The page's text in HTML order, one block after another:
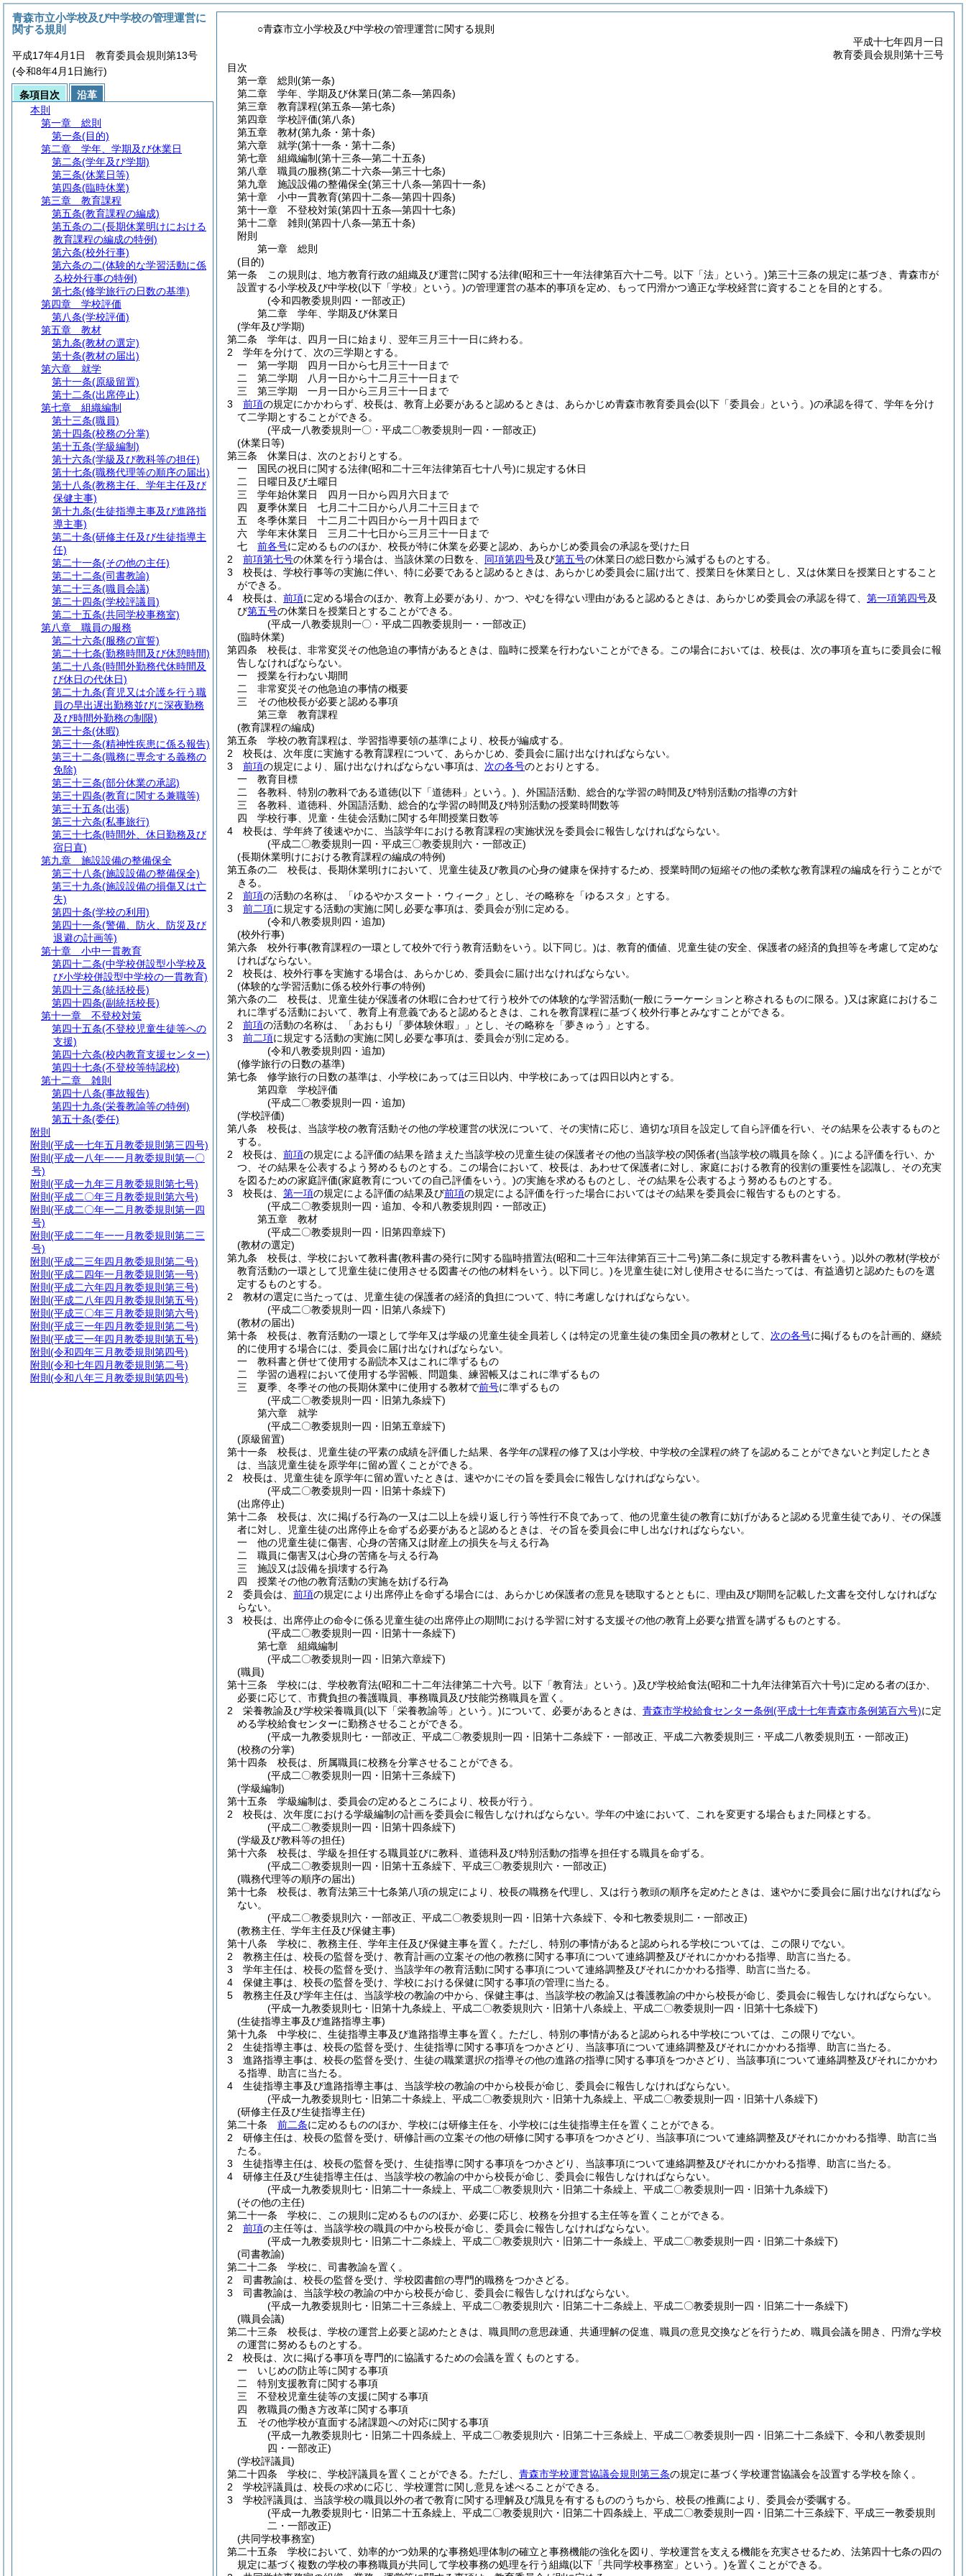
○青森市立小学校及び中学校の管理運営に関する規則
平成十七年四月一日
教育委員会規則第十三号
目次
第一章
総則 (第一条)
第二章
学年、学期及び休業日(第二条―第四条)
第三章
教育課程(第五条―第七条)
第四章
学校評価(第八条)
第五章
教材(第九条・第十条)
第六章
就学(第十一条・第十二条)
第七章
組織編制(第十三条―第二十五条)
第八章
職員の服務(第二十六条―第三十七条)
第九章
施設設備の整備保全(第三十八条―第四十一条)
第十章
小中一貫教育(第四十二条―第四十四条)
第十一章
不登校対策(第四十五条―第四十七条)
第十二章
雑則 (第四十八条―第五十条)
附則
第一章
総則
(目的)
第一条
この規則は、地方教育行政の組織及び運営に関する法律(昭和三十一年法律第百六十二号。以下「法」という。)第三十三条の規定に基づき、青森市が
設置する小学校及び中学校(以下「学校」という。)の管理運営の基本的事項を定め、もって円滑かつ適正な学校経営に資することを目的とする。
(令和四教委規則四・一部改正)
第二章
学年、学期及び休業日
(学年及び学期)
第二条
学年は、四月一日に始まり、翌年三月三十一日に終わる。
2
学年を分けて、次の三学期とする。
一
第一学期 四月一日から七月三十一日まで
二
第二学期 八月一日から十二月三十一日まで
三
第三学期 一月一日から三月三十一日まで
3
前項の規定にかかわらず、校長は、教育上必要があると認めるときは、あらかじめ青森市教育委員会(以下「委員会」という。)の承認を得て、学年を分け
て二学期とすることができる。
(平成一八教委規則一〇・平成二〇教委規則一四・一部改正)
(休業日等)
第三条
休業日は、次のとおりとする。
一
国民の祝日に関する法律(昭和二十三年法律第百七十八号)に規定する休日
二
日曜日及び土曜日
三
学年始休業日 四月一日から四月六日まで
四
夏季休業日 七月二十二日から八月二十三日まで
五
冬季休業日 十二月二十四日から一月十四日まで
六
学年末休業日 三月二十七日から三月三十一日まで
七
前各号に定めるもののほか、校長が特に休業を必要と認め、あらかじめ委員会の承認を受けた日
2
前項第七号の休業を行う場合は、当該休業の日数を、 同項第四号及び第五号の休業日の総日数から減ずるものとする。
3
校長は、学校行事等の実施に伴い、特に必要であると認めるときは、あらかじめ委員会に届け出て、授業日を休業日とし、又は休業日を授業日とすること
ができる。
4
校長は、 前項に定める場合のほか、教育上必要があり、かつ、やむを得ない理由があると認めるときは、あらかじめ委員会の承認を得て、 第一項第四号及
び第五号の休業日を授業日とすることができる。
(平成一八教委規則一〇・平成二四教委規則一・一部改正)
(臨時休業)
第四条
校長は、非常変災その他急迫の事情があるときは、臨時に授業を行わないことができる。
この場合においては、校長は、次の事項を直ちに委員会に報
告しなければならない。
一
授業を行わない期間
二
非常変災その他急迫の事情の概要
三
その他校長が必要と認める事項
第三章
教育課程
(教育課程の編成)
第五条
学校の教育課程は、学習指導要領の基準により、校長が編成する。
2
校長は、次年度に実施する教育課程について、あらかじめ、委員会に届け出なければならない。
3
前項の規定により、届け出なければならない事項は、 次の各号のとおりとする。
一
教育目標
二
各教科、特別の教科である道徳(以下「道徳科」という。) 、外国語活動、総合的な学習の時間及び特別活動の指導の方針
三
各教科、道徳科、外国語活動、総合的な学習の時間及び特別活動の授業時間数等
四
学校行事、児童・生徒会活動に関する年間授業日数等
4
校長は、学年終了後速やかに、当該学年における教育課程の実施状況を委員会に報告しなければならない。
(平成二〇教委規則一四・平成三〇教委規則六・一部改正)
(長期休業明けにおける教育課程の編成の特例)
第五条の二
校長は、長期休業明けにおいて、児童生徒及び教員の心身の健康を保持するため、授業時間の短縮その他の柔軟な教育課程の編成を行うことがで
きる。
2
前項の活動の名称は、「ゆるやかスタート・ウィーク」とし、その略称を「ゆるスタ」とする。
3
前二項に規定する活動の実施に関し必要な事項は、委員会が別に定める。
(令和八教委規則四・追加)
(校外行事)
第六条
校外行事(教育課程の一環として校外で行う教育活動をいう。以下同じ。)は、教育的価値、児童生徒の安全、保護者の経済的負担等を考慮して定めな
ければならない。
2
校長は、校外行事を実施する場合は、あらかじめ、委員会に届け出なければならない。
(体験的な学習活動に係る校外行事の特例)
第六条の二
校長は、児童生徒が保護者の休暇に合わせて行う校外での体験的な学習活動(一般にラーケーションと称されるものに限る。)又は家庭におけるこ
れに準ずる活動において、教育上有意義であると認めるときは、これを教育課程に基づく校外行事とみなすことができる。
2
前項の活動の名称は、「あおもり「夢体験休暇」」とし、その略称を「夢きゅう」とする。
3
前二項に規定する活動の実施に関し必要な事項は、委員会が別に定める。
(令和八教委規則四・追加)
(修学旅行の日数の基準)
第七条
修学旅行の日数の基準は、小学校にあっては三日以内、中学校にあっては四日以内とする。
第四章
学校評価
(平成二〇教委規則一四・追加)
(学校評価)
第八条
校長は、当該学校の教育活動その他の学校運営の状況について、その実情に応じ、適切な項目を設定して自ら評価を行い、その結果を公表するものと
する。
2
校長は、 前項の規定による評価の結果を踏まえた当該学校の児童生徒の保護者その他の当該学校の関係者(当該学校の職員を除く。)による評価を行い、か
つ、その結果を公表するよう努めるものとする。
この場合において、校長は、あわせて保護者に対し、家庭における教育的役割の重要性を認識し、その充実
を図るための家庭評価(家庭教育についての自己評価をいう。)の実施を求めるものとし、その結果を公表するよう努めるものとする。
3
校長は、 第一項の規定による評価の結果及び前項の規定による評価を行った場合においてはその結果を委員会に報告するものとする。
(平成二〇教委規則一四・追加、令和八教委規則四・一部改正)
第五章
教材
(平成二〇教委規則一四・旧第四章繰下)
(教材の選定)
第九条
校長は、学校において教科書(教科書の発行に関する臨時措置法(昭和二十三年法律第百三十二号)第二条に規定する教科書をいう。)以外の教材(学校が
教育活動の一環として児童生徒に使用させる図書その他の材料をいう。以下同じ。)を児童生徒に対し使用させるに当たっては、有益適切と認めたものを選
定するものとする。
2
教材の選定に当たっては、児童生徒の保護者の経済的負担について、特に考慮しなければならない。
(平成二〇教委規則一四・旧第八条繰下)
(教材の届出)
第十条
校長は、教育活動の一環として学年又は学級の児童生徒全員若しくは特定の児童生徒の集団全員の教材として、 次の各号に掲げるものを計画的、継続
的に使用する場合には、委員会に届け出なければならない。
一
教科書と併せて使用する副読本又はこれに準ずるもの
二
学習の過程において使用する学習帳、問題集、練習帳又はこれに準ずるもの
三
夏季、冬季その他の長期休業中に使用する教材で前号に準ずるもの
(平成二〇教委規則一四・旧第九条繰下)
第六章
就学
(平成二〇教委規則一四・旧第五章繰下)
(原級留置)
第十一条
校長は、児童生徒の平素の成績を評価した結果、各学年の課程の修了又は小学校、中学校の全課程の終了を認めることができないと判定したとき
は、当該児童生徒を原学年に留め置くことができる。
2
校長は、児童生徒を原学年に留め置いたときは、速やかにその旨を委員会に報告しなければならない。
(平成二〇教委規則一四・旧第十条繰下)
(出席停止)
第十二条
校長は、次に掲げる行為の一又は二以上を繰り返し行う等性行不良であって、他の児童生徒の教育に妨げがあると認める児童生徒であり、その保護
者に対し、児童生徒の出席停止を命ずる必要があると認めるときは、その旨を委員会に申し出なければならない。
一
他の児童生徒に傷害、心身の苦痛又は財産上の損失を与える行為
二
職員に傷害又は心身の苦痛を与える行為
三
施設又は設備を損壊する行為
四
授業その他の教育活動の実施を妨げる行為
2
委員会は、 前項の規定により出席停止を命ずる場合には、あらかじめ保護者の意見を聴取するとともに、理由及び期間を記載した文書を交付しなければな
らない。
3
校長は、出席停止の命令に係る児童生徒の出席停止の期間における学習に対する支援その他の教育上必要な措置を講ずるものとする。
(平成二〇教委規則一四・旧第十一条繰下)
第七章
組織編制
(平成二〇教委規則一四・旧第六章繰下)
(職員)
第十三条
学校には、学校教育法(昭和二十二年法律第二十六号。以下「教育法」という。)及び学校給食法(昭和二十九年法律第百六十号)に定める者のほか、
必要に応じて、市費負担の養護職員、事務職員及び技能労務職員を置く。
2
栄養教諭及び学校栄養職員(以下「栄養教諭等」という。)について、必要があるときは、 青森市学校給食センター条例(平成十七年青森市条例第百六号)に定
める学校給食センターに勤務させることができる。
(平成一九教委規則七・一部改正、平成二〇教委規則一四・旧第十二条繰下・一部改正、平成二六教委規則三・平成二八教委規則五・一部改正)
(校務の分掌)
第十四条
校長は、所属職員に校務を分掌させることができる。
(平成二〇教委規則一四・旧第十三条繰下)
(学級編制)
第十五条
学級編制は、委員会の定めるところにより、校長が行う。
2
校長は、次年度における学級編制の計画を委員会に報告しなければならない。 学年の中途において、これを変更する場合もまた同様とする。
(平成二〇教委規則一四・旧第十四条繰下)
(学級及び教科等の担任)
第十六条
校長は、学級を担任する職員並びに教科、道徳科及び特別活動の指導を担任する職員を命ずる。
(平成二〇教委規則一四・旧第十五条繰下、平成三〇教委規則六・一部改正)
(職務代理等の順序の届出)
第十七条
校長は、教育法第三十七条第八項の規定により、校長の職務を代理し、又は行う教頭の順序を定めたときは、速やかに委員会に届け出なければなら
ない。
(平成二〇教委規則六・一部改正、平成二〇教委規則一四・旧第十六条繰下、令和七教委規則二・一部改正)
(教務主任、学年主任及び保健主事)
第十八条
学校に、教務主任、学年主任及び保健主事を置く。 ただし、特別の事情があると認められる学校については、この限りでない。
2
教務主任は、校長の監督を受け、教育計画の立案その他の教務に関する事項について連絡調整及びそれにかかわる指導、助言に当たる。
3
学年主任は、校長の監督を受け、当該学年の教育活動に関する事項について連絡調整及びそれにかかわる指導、助言に当たる。
4
保健主事は、校長の監督を受け、学校における保健に関する事項の管理に当たる。
5
教務主任及び学年主任は、当該学校の教諭の中から、保健主事は、当該学校の教諭又は養護教諭の中から校長が命じ、委員会に報告しなければならない。
(平成一九教委規則七・旧第十九条繰上、平成二〇教委規則六・旧第十八条繰上、平成二〇教委規則一四・旧第十七条繰下)
(生徒指導主事及び進路指導主事)
第十九条
中学校に、生徒指導主事及び進路指導主事を置く。 ただし、特別の事情があると認められる中学校については、この限りでない。
2
生徒指導主事は、校長の監督を受け、生徒指導に関する事項をつかさどり、当該事項について連絡調整及びそれにかかわる指導、助言に当たる。
3
進路指導主事は、校長の監督を受け、生徒の職業選択の指導その他の進路の指導に関する事項をつかさどり、当該事項について連絡調整及びそれにかかわ
る指導、助言に当たる。
4
生徒指導主事及び進路指導主事は、当該学校の教諭の中から校長が命じ、委員会に報告しなければならない。
(平成一九教委規則七・旧第二十条繰上、平成二〇教委規則六・旧第十九条繰上、平成二〇教委規則一四・旧第十八条繰下)
(研修主任及び生徒指導主任)
第二十条
前二条に定めるもののほか、学校には研修主任を、小学校には生徒指導主任を置くことができる。
2
研修主任は、校長の監督を受け、研修計画の立案その他の研修に関する事項をつかさどり、当該事項について連絡調整及びそれにかかわる指導、助言に当
たる。
3
生徒指導主任は、校長の監督を受け、生徒指導に関する事項をつかさどり、当該事項について連絡調整及びそれにかかわる指導、助言に当たる。
4
研修主任及び生徒指導主任は、当該学校の教諭の中から校長が命じ、委員会に報告しなければならない。
(平成一九教委規則七・旧第二十一条繰上、平成二〇教委規則六・旧第二十条繰上、平成二〇教委規則一四・旧第十九条繰下)
(その他の主任)
第二十一条
学校に、この規則に定めるもののほか、必要に応じ、校務を分担する主任等を置くことができる。
2
前項の主任等は、当該学校の職員の中から校長が命じ、委員会に報告しなければならない。
(平成一九教委規則七・旧第二十二条繰上、平成二〇教委規則六・旧第二十一条繰上、平成二〇教委規則一四・旧第二十条繰下)
(司書教諭)
第二十二条
学校に、司書教諭を置く。
2
司書教諭は、校長の監督を受け、学校図書館の専門的職務をつかさどる。
3
司書教諭は、当該学校の教諭の中から校長が命じ、委員会に報告しなければならない。
(平成一九教委規則七・旧第二十三条繰上、平成二〇教委規則六・旧第二十二条繰上、平成二〇教委規則一四・旧第二十一条繰下)
(職員会議)
第二十三条
校長は、学校の運営上必要と認めたときは、職員間の意思疎通、共通理解の促進、職員の意見交換などを行うため、職員会議を開き、円滑な学校
の運営に努めるものとする。
2
校長は、次に掲げる事項を専門的に協議するための会議を置くものとする。
一
いじめの防止等に関する事項
二
特別支援教育に関する事項
三
不登校児童生徒等の支援に関する事項
四
教職員の働き方改革に関する事項
五
その他学校が直面する諸課題への対応に関する事項
(平成一九教委規則七・旧第二十四条繰上、平成二〇教委規則六・旧第二十三条繰上、平成二〇教委規則一四・旧第二十二条繰下、令和八教委規則
四・一部改正)
(学校評議員)
第二十四条
学校に、学校評議員を置くことができる。 ただし、 青森市学校運営協議会規則第三条の規定に基づく学校運営協議会を設置する学校を除く。
2
学校評議員は、校長の求めに応じ、学校運営に関し意見を述べることができる。
3
学校評議員は、当該学校の職員以外の者で教育に関する理解及び識見を有するもののうちから、校長の推薦により、委員会が委嘱する。
(平成一九教委規則七・旧第二十五条繰上、平成二〇教委規則六・旧第二十四条繰上、平成二〇教委規則一四・旧第二十三条繰下、平成三一教委規則
二・一部改正)
(共同学校事務室)
第二十五条
学校において、効率的かつ効果的な事務処理体制の確立と事務機能の強化を図り、学校運営を支える機能を充実させるため、法第四十七条の四の
規定に基づく複数の学校の事務職員が共同して学校事務の処理を行う組織(以下「共同学校事務室」という。)を置くことができる。
青森市立小学校及び中学校の管理運営に
関する規則
平成17年4月1日 教育委員会規則第13号
(令和8年4月1日施行)
条項目次
沿革
本則
第一章
総則
第一条(目的)
第二章
学年、学期及び休業日
第二条(学年及び学期)
第三条(休業日等)
第四条(臨時休業)
第三章
教育課程
第五条(教育課程の編成)
第五条の二(長期休業明けにおける
教育課程の編成の特例)
第六条(校外行事)
第六条の二(体験的な学習活動に係
る校外行事の特例)
第七条(修学旅行の日数の基準)
第四章
学校評価
第八条(学校評価)
第五章
教材
第九条(教材の選定)
第十条(教材の届出)
第六章
就学
第十一条(原級留置)
第十二条(出席停止)
第七章
組織編制
第十三条(職員)
第十四条(校務の分掌)
第十五条(学級編制)
第十六条(学級及び教科等の担任)
第十七条(職務代理等の順序の届出)
第十八条(教務主任、学年主任及び
保健主事)
第十九条(生徒指導主事及び進路指
導主事)
第二十条(研修主任及び生徒指導主
任)
第二十一条(その他の主任)
第二十二条(司書教諭)
第二十三条(職員会議)
第二十四条(学校評議員)
第二十五条(共同学校事務室)
第八章
職員の服務
第二十六条(服務の宣誓)
第二十七条(勤務時間及び休憩時間)
第二十八条(時間外勤務代休時間及
び休日の代休日)
第二十九条(育児又は介護を行う職
員の早出遅出勤務並びに深夜勤務
及び時間外勤務の制限)
第三十条(休暇)
第三十一条(精神性疾患に係る報告)
第三十二条(職務に専念する義務の
免除)
第三十三条(部分休業の承認)
第三十四条(教育に関する兼職等)
第三十五条(出張)
第三十六条(私事旅行)
第三十七条(時間外、休日勤務及び
宿日直)
第九章
施設設備の整備保全
第三十八条(施設設備の整備保全)
第三十九条(施設設備の損傷又は亡
失)
第四十条(学校の利用)
第四十一条(警備、防火、防災及び
退避の計画等)
第十章
小中一貫教育
第四十二条(中学校併設型小学校及
び小学校併設型中学校の一貫教育)
第四十三条(統括校長)
第四十四条(副統括校長)
第十一章
不登校対策
第四十五条(不登校児童生徒等への
支援)
第四十六条(校内教育支援センター)
第四十七条(不登校等特認校)
第十二章
雑則
第四十八条(事故報告)
第四十九条(栄養教諭等の特例)
第五十条(委任)
附則
附則 (平成一七年五月教委規則第三四号)
附則 (平成一八年一一月教委規則第一〇
号)
附則 (平成一九年三月教委規則第七号)
附則 (平成二〇年三月教委規則第六号)
附則 (平成二〇年一二月教委規則第一四
号)
附則 (平成二二年一一月教委規則第二三
号)
附則 (平成二三年四月教委規則第二号)
附則 (平成二四年一月教委規則第一号)
附則 (平成二六年四月教委規則第三号)
附則 (平成二八年四月教委規則第五号)
附則 (平成三〇年三月教委規則第六号)
附則 (平成三一年四月教委規則第二号)
附則 (平成三一年四月教委規則第五号)
附則 (令和四年三月教委規則第四号)
附則 (令和七年四月教委規則第二号)
附則 (令和八年三月教委規則第四号)